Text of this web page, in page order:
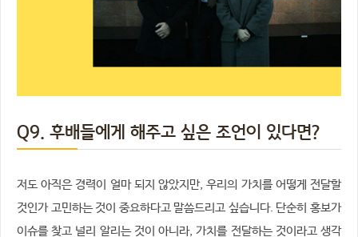
Q9. 후배들에게 해주고 싶은 조언이 있다면?
저도 아직은 경력이 얼마 되지 않았지만, 우리의 가치를 어떻게 전달할
것인가 고민하는 것이 중요하다고 말씀드리고 싶습니다. 단순히 홍보가
이슈를 찾고 널리 알리는 것이 아니라, 가치를 전달하는 것이라고 생각